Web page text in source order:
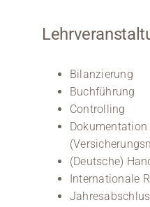
Bilanzierung
Buchführung
Controlling
(Deutsche)
Internationale